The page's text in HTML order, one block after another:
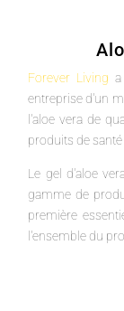
Forever Living
entreprise d'un
l'aloe vera de
produits de santé
Le gel d'aloe
gamme de
première
l'ensemble du